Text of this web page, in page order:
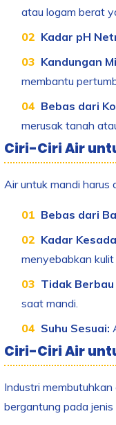
atau logam berat
Kadar pH
Kandungan
membantu
Bebas dari
merusak tanah
Ciri-Ciri Air
Air untuk mandi harus
Bebas dari
Kadar
menyebabkan
Tidak
saat mandi.
Suhu Sesuai:
Ciri-Ciri Air
Industri
bergantung pada jenis